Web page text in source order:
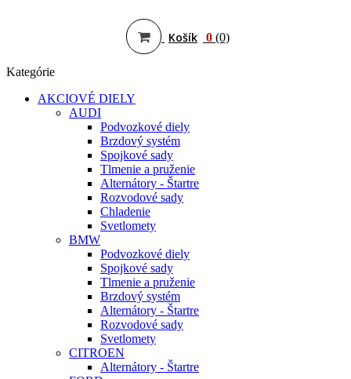
Košík 0 (0)
Kategórie
AKCIOVÉ DIELY
AUDI
Podvozkové diely
Brzdový systém
Spojkové sady
Tlmenie a pruženie
Alternátory - Štartre
Rozvodové sady
Chladenie
Svetlomety
BMW
Podvozkové diely
Spojkové sady
Tlmenie a pruženie
Brzdový systém
Alternátory - Štartre
Rozvodové sady
Svetlomety
CITROEN
Alternátory - Štartre